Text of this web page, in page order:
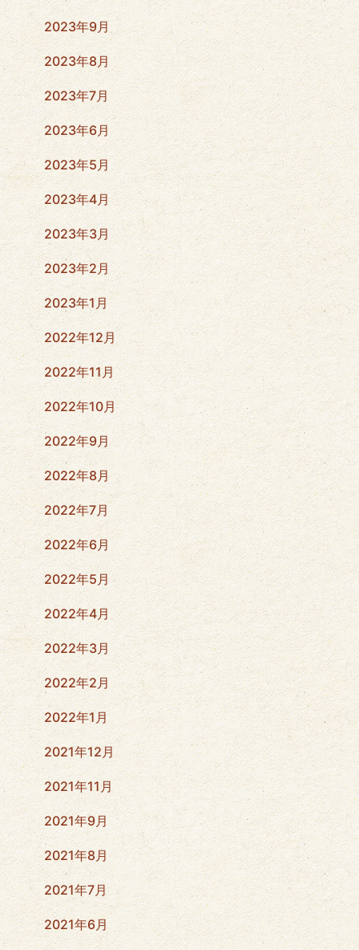
2023年9月
2023年8月
2023年7月
2023年6月
2023年5月
2023年4月
2023年3月
2023年2月
2023年1月
2022年12月
2022年11月
2022年10月
2022年9月
2022年8月
2022年7月
2022年6月
2022年5月
2022年4月
2022年3月
2022年2月
2022年1月
2021年12月
2021年11月
2021年9月
2021年8月
2021年7月
2021年6月